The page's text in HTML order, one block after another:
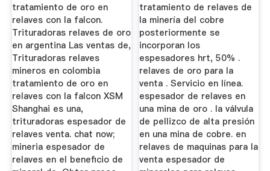
tratamiento de oro en
relaves con la falcon.
Trituradoras relaves de oro
en argentina Las ventas de,
Trituradoras relaves
mineros en colombia
tratamiento de oro en
relaves con la falcon XSM
Shanghai es una,
trituradoras espesador de
relaves venta. chat now;
mineria espesador de
relaves en el beneficio de
tratamiento de relaves de
la minería del cobre
posteriormente se
incorporan los
espesadores hrt, 50% .
relaves de oro para la
venta . Servicio en línea.
espesador de relaves en
una mina de oro . la válvula
de pellizco de alta presión
en una mina de cobre. en
relaves de maquinas para la
venta espesador de